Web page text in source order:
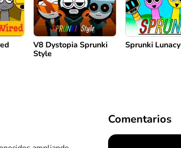
V8 Dystopia Sprunki
Style
Sprunki Lunacy
Comentarios